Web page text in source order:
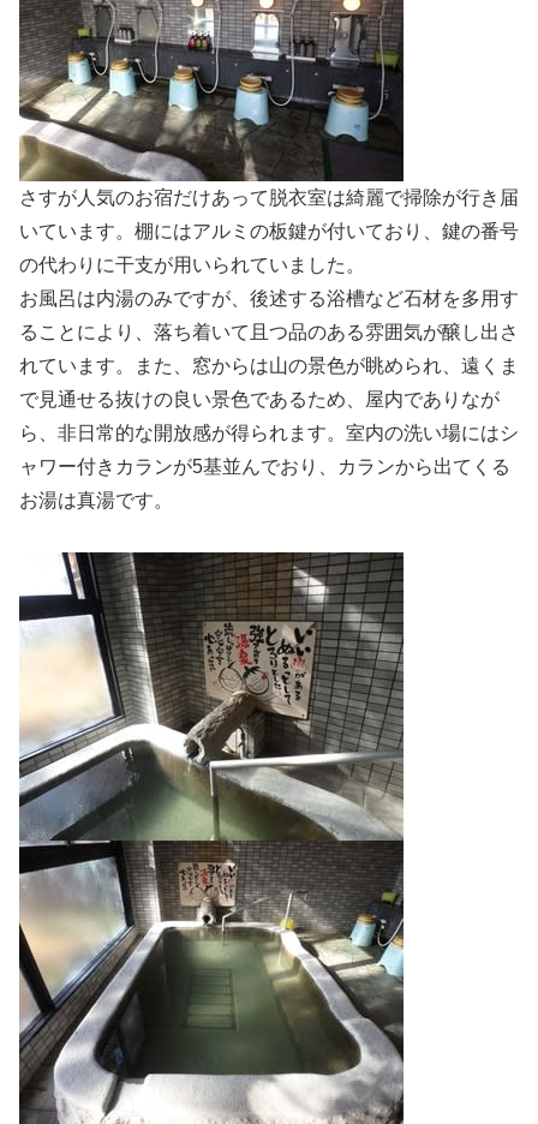
さすが人気のお宿だけあって脱衣室は綺麗で掃除が行き届
いています。棚にはアルミの板鍵が付いており、鍵の番号
の代わりに干支が用いられていました。
お風呂は内湯のみですが、後述する浴槽など石材を多用す
ることにより、落ち着いて且つ品のある雰囲気が醸し出さ
れています。また、窓からは山の景色が眺められ、遠くま
で見通せる抜けの良い景色であるため、屋内でありなが
ら、非日常的な開放感が得られます。室内の洗い場にはシ
ャワー付きカランが5基並んでおり、カランから出てくる
お湯は真湯です。